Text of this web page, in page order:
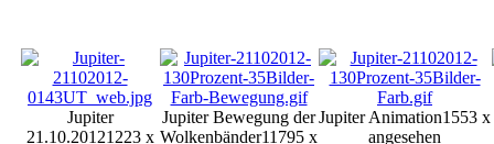
Jupiter
21.10.20121223 x
Jupiter Bewegung der
Wolkenbänder11795 x
Jupiter Animation1553 x
angesehen